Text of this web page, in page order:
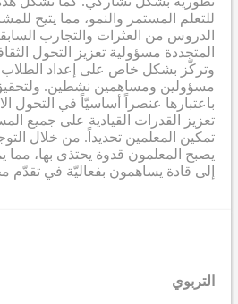
للتعلم المستمر والنمو، مما يتيح
الدروس من العثرات والتجارب
المتجددة مسؤولية تعزيز التحول
وتركّز بشكل خاص على إعداد الطلاب
مسؤولين ومساهمين نشطين.
باعتبارها عنصراً أساسيّاً في التحول
تعزيز القدرات القيادية على جميع
تمكين المعلمين تحديداً. من خلال
يصبح المعلمون قدوة يحتذى بها، مما
إلى قادة يساهمون بفعاليّة في تقدّم
التربوي